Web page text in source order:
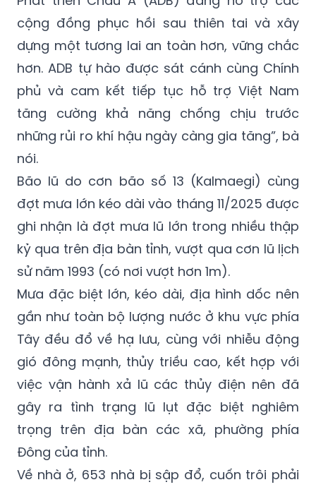
cộng đồng phục hồi sau thiên tai và xây
dựng một tương lai an toàn hơn, vững chắc
hơn. ADB tự hào được sát cánh cùng Chính
phủ và cam kết tiếp tục hỗ trợ Việt Nam
tăng cường khả năng chống chịu trước
những rủi ro khí hậu ngày càng gia tăng”, bà
nói.
Bão lũ do cơn bão số 13 (Kalmaegi) cùng
đợt mưa lớn kéo dài vào tháng 11/2025 được
ghi nhận là đợt mưa lũ lớn trong nhiều thập
kỷ qua trên địa bàn tỉnh, vượt qua cơn lũ lịch
sử năm 1993 (có nơi vượt hơn 1m).
Mưa đặc biệt lớn, kéo dài, địa hình dốc nên
gần như toàn bộ lượng nước ở khu vực phía
Tây đều đổ về hạ lưu, cùng với nhiễu động
gió đông mạnh, thủy triều cao, kết hợp với
việc vận hành xả lũ các thủy điện nên đã
gây ra tình trạng lũ lụt đặc biệt nghiêm
trọng trên địa bàn các xã, phường phía
Đông của tỉnh.
Về nhà ở, 653 nhà bị sập đổ, cuốn trôi phải